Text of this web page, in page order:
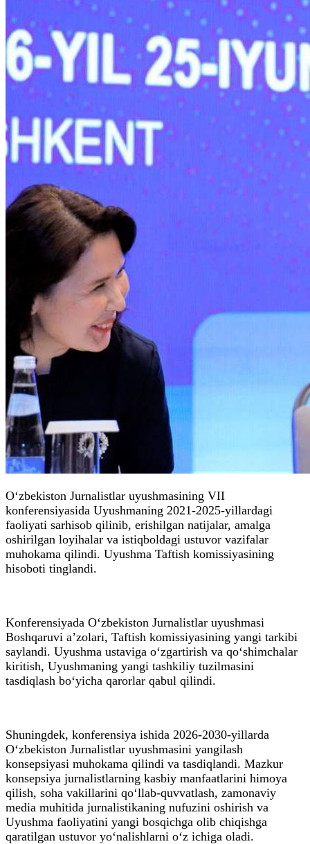
O‘zbekiston Jurnalistlar uyushmasining VII
konferensiyasida Uyushmaning 2021-2025-yillardagi
faoliyati sarhisob qilinib, erishilgan natijalar, amalga
oshirilgan loyihalar va istiqboldagi ustuvor vazifalar
muhokama qilindi. Uyushma Taftish komissiyasining
hisoboti tinglandi.
Konferensiyada O‘zbekiston Jurnalistlar uyushmasi
Boshqaruvi a’zolari, Taftish komissiyasining yangi tarkibi
saylandi. Uyushma ustaviga o‘zgartirish va qo‘shimchalar
kiritish, Uyushmaning yangi tashkiliy tuzilmasini
tasdiqlash bo‘yicha qarorlar qabul qilindi.
Shuningdek, konferensiya ishida 2026-2030-yillarda
O‘zbekiston Jurnalistlar uyushmasini yangilash
konsepsiyasi muhokama qilindi va tasdiqlandi. Mazkur
konsepsiya jurnalistlarning kasbiy manfaatlarini himoya
qilish, soha vakillarini qo‘llab-quvvatlash, zamonaviy
media muhitida jurnalistikaning nufuzini oshirish va
Uyushma faoliyatini yangi bosqichga olib chiqishga
qaratilgan ustuvor yo‘nalishlarni o‘z ichiga oladi.